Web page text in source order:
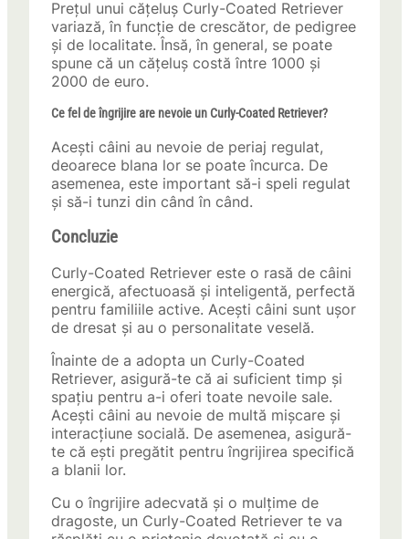
Prețul unui cățeluș Curly-Coated Retriever
variază, în funcție de crescător, de pedigree
și de localitate. Însă, în general, se poate
spune că un cățeluș costă între 1000 și
2000 de euro.
Ce fel de îngrijire are nevoie un Curly-Coated Retriever?
Acești câini au nevoie de periaj regulat,
deoarece blana lor se poate încurca. De
asemenea, este important să-i speli regulat
și să-i tunzi din când în când.
Concluzie
Curly-Coated Retriever este o rasă de câini
energică, afectuoasă și inteligentă, perfectă
pentru familiile active. Acești câini sunt ușor
de dresat și au o personalitate veselă.
Înainte de a adopta un Curly-Coated
Retriever, asigură-te că ai suficient timp și
spațiu pentru a-i oferi toate nevoile sale.
Acești câini au nevoie de multă mișcare și
interacțiune socială. De asemenea, asigură-
te că ești pregătit pentru îngrijirea specifică
a blanii lor.
Cu o îngrijire adecvată și o mulțime de
dragoste, un Curly-Coated Retriever te va